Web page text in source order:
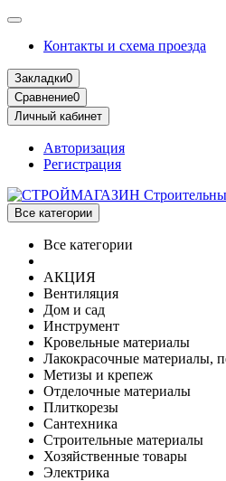
Контакты и схема проезда
Закладки0
Сравнение0
Личный кабинет
Авторизация
Регистрация
Все категории
Все категории
АКЦИЯ
Вентиляция
Дом и сад
Инструмент
Кровельные материалы
Лакокрасочные материалы,
Метизы и крепеж
Отделочные материалы
Плиткорезы
Сантехника
Строительные материалы
Хозяйственные товары
Электрика